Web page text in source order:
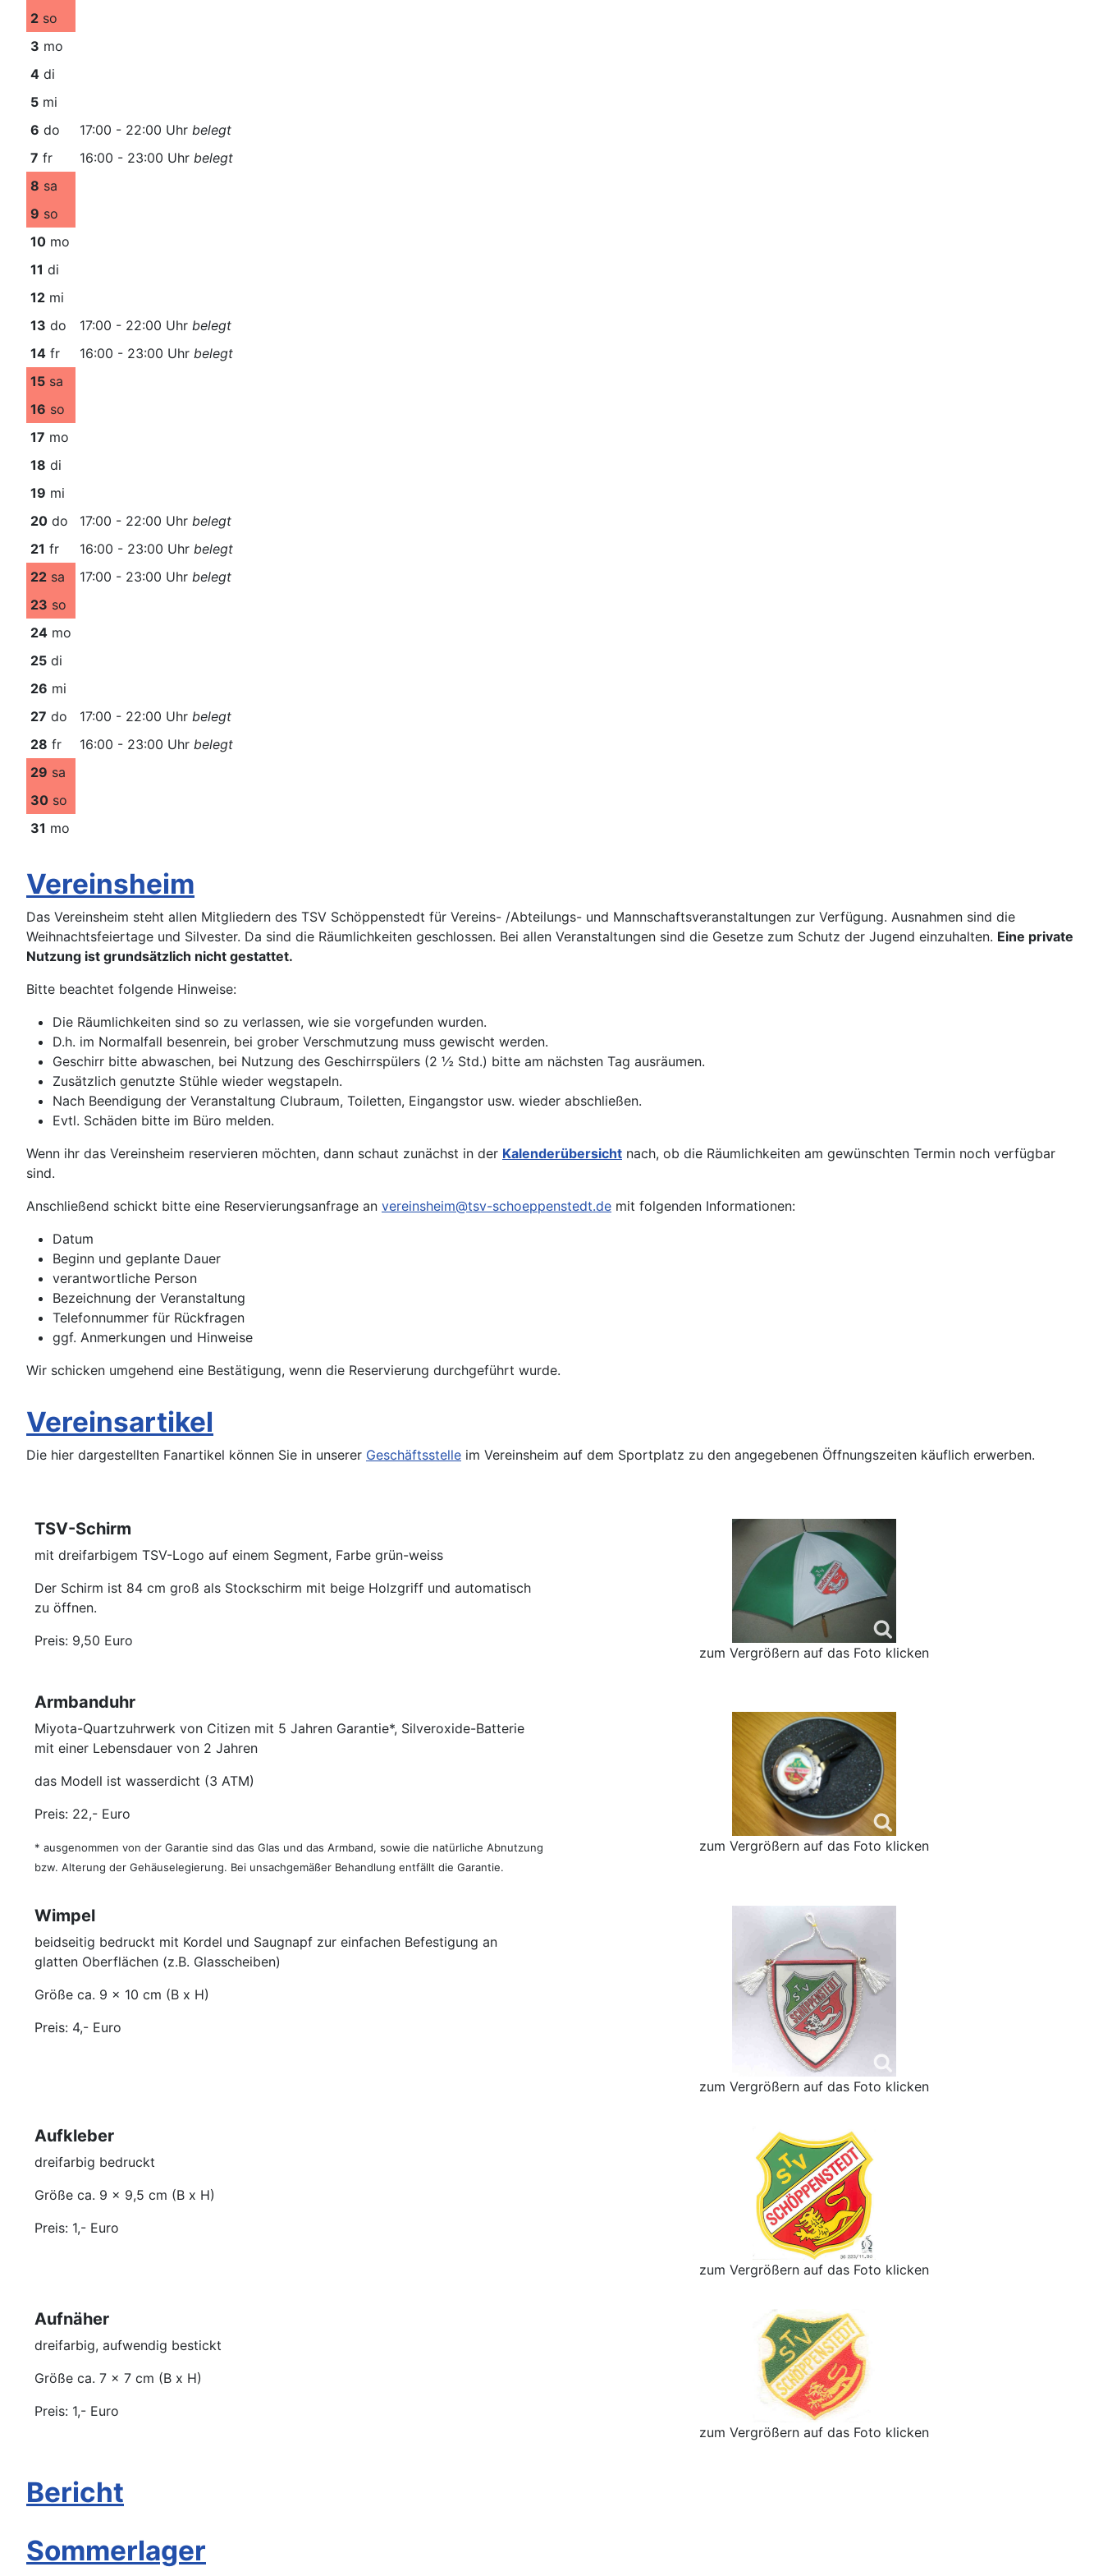
2 so
3 mo
4 di
5 mi
6 do 17:00 - 22:00 Uhr belegt
7 fr 16:00 - 23:00 Uhr belegt
8 sa
9 so
10 mo
11 di
12 mi
13 do 17:00 - 22:00 Uhr belegt
14 fr 16:00 - 23:00 Uhr belegt
15 sa
16 so
17 mo
18 di
19 mi
20 do 17:00 - 22:00 Uhr belegt
21 fr 16:00 - 23:00 Uhr belegt
22 sa 17:00 - 23:00 Uhr belegt
23 so
24 mo
25 di
26 mi
27 do 17:00 - 22:00 Uhr belegt
28 fr 16:00 - 23:00 Uhr belegt
29 sa
30 so
31 mo
Vereinsheim
Das Vereinsheim steht allen Mitgliedern des TSV Schöppenstedt für Vereins- /Abteilungs- und Mannschaftsveranstaltungen zur Verfügung. Ausnahmen sind die
Weihnachtsfeiertage und Silvester. Da sind die Räumlichkeiten geschlossen. Bei allen Veranstaltungen sind die Gesetze zum Schutz der Jugend einzuhalten. Eine private
Nutzung ist grundsätzlich nicht gestattet.
Bitte beachtet folgende Hinweise:
Die Räumlichkeiten sind so zu verlassen, wie sie vorgefunden wurden.
D.h. im Normalfall besenrein, bei grober Verschmutzung muss gewischt werden.
Geschirr bitte abwaschen, bei Nutzung des Geschirrspülers (2 ½ Std.) bitte am nächsten Tag ausräumen.
Zusätzlich genutzte Stühle wieder wegstapeln.
Nach Beendigung der Veranstaltung Clubraum, Toiletten, Eingangstor usw. wieder abschließen.
Evtl. Schäden bitte im Büro melden.
Wenn ihr das Vereinsheim reservieren möchten, dann schaut zunächst in der Kalenderübersicht nach, ob die Räumlichkeiten am gewünschten Termin noch verfügbar
sind.
Anschließend schickt bitte eine Reservierungsanfrage an vereinsheim@tsv-schoeppenstedt.de mit folgenden Informationen:
Datum
Beginn und geplante Dauer
verantwortliche Person
Bezeichnung der Veranstaltung
Telefonnummer für Rückfragen
ggf. Anmerkungen und Hinweise
Wir schicken umgehend eine Bestätigung, wenn die Reservierung durchgeführt wurde.
Vereinsartikel
Die hier dargestellten Fanartikel können Sie in unserer Geschäftsstelle im Vereinsheim auf dem Sportplatz zu den angegebenen Öffnungszeiten käuflich erwerben.
TSV-Schirm
mit dreifarbigem TSV-Logo auf einem Segment, Farbe grün-weiss
Der Schirm ist 84 cm groß als Stockschirm mit beige Holzgriff und automatisch
zu öffnen.
Preis: 9,50 Euro
zum Vergrößern auf das Foto klicken
Armbanduhr
Miyota-Quartzuhrwerk von Citizen mit 5 Jahren Garantie*, Silveroxide-Batterie
mit einer Lebensdauer von 2 Jahren
das Modell ist wasserdicht (3 ATM)
Preis: 22,- Euro
* ausgenommen von der Garantie sind das Glas und das Armband, sowie die natürliche Abnutzung
bzw. Alterung der Gehäuselegierung. Bei unsachgemäßer Behandlung entfällt die Garantie.
zum Vergrößern auf das Foto klicken
Wimpel
beidseitig bedruckt mit Kordel und Saugnapf zur einfachen Befestigung an
glatten Oberflächen (z.B. Glasscheiben)
Größe ca. 9 x 10 cm (B x H)
Preis: 4,- Euro
zum Vergrößern auf das Foto klicken
Aufkleber
dreifarbig bedruckt
Größe ca. 9 x 9,5 cm (B x H)
Preis: 1,- Euro
zum Vergrößern auf das Foto klicken
Aufnäher
dreifarbig, aufwendig bestickt
Größe ca. 7 x 7 cm (B x H)
Preis: 1,- Euro
zum Vergrößern auf das Foto klicken
Bericht
Sommerlager